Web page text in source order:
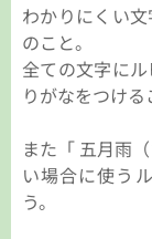
わかりにくい
のこと。
全ての文字に
りがなをつける
また「 五月雨
い場合に使う
う。